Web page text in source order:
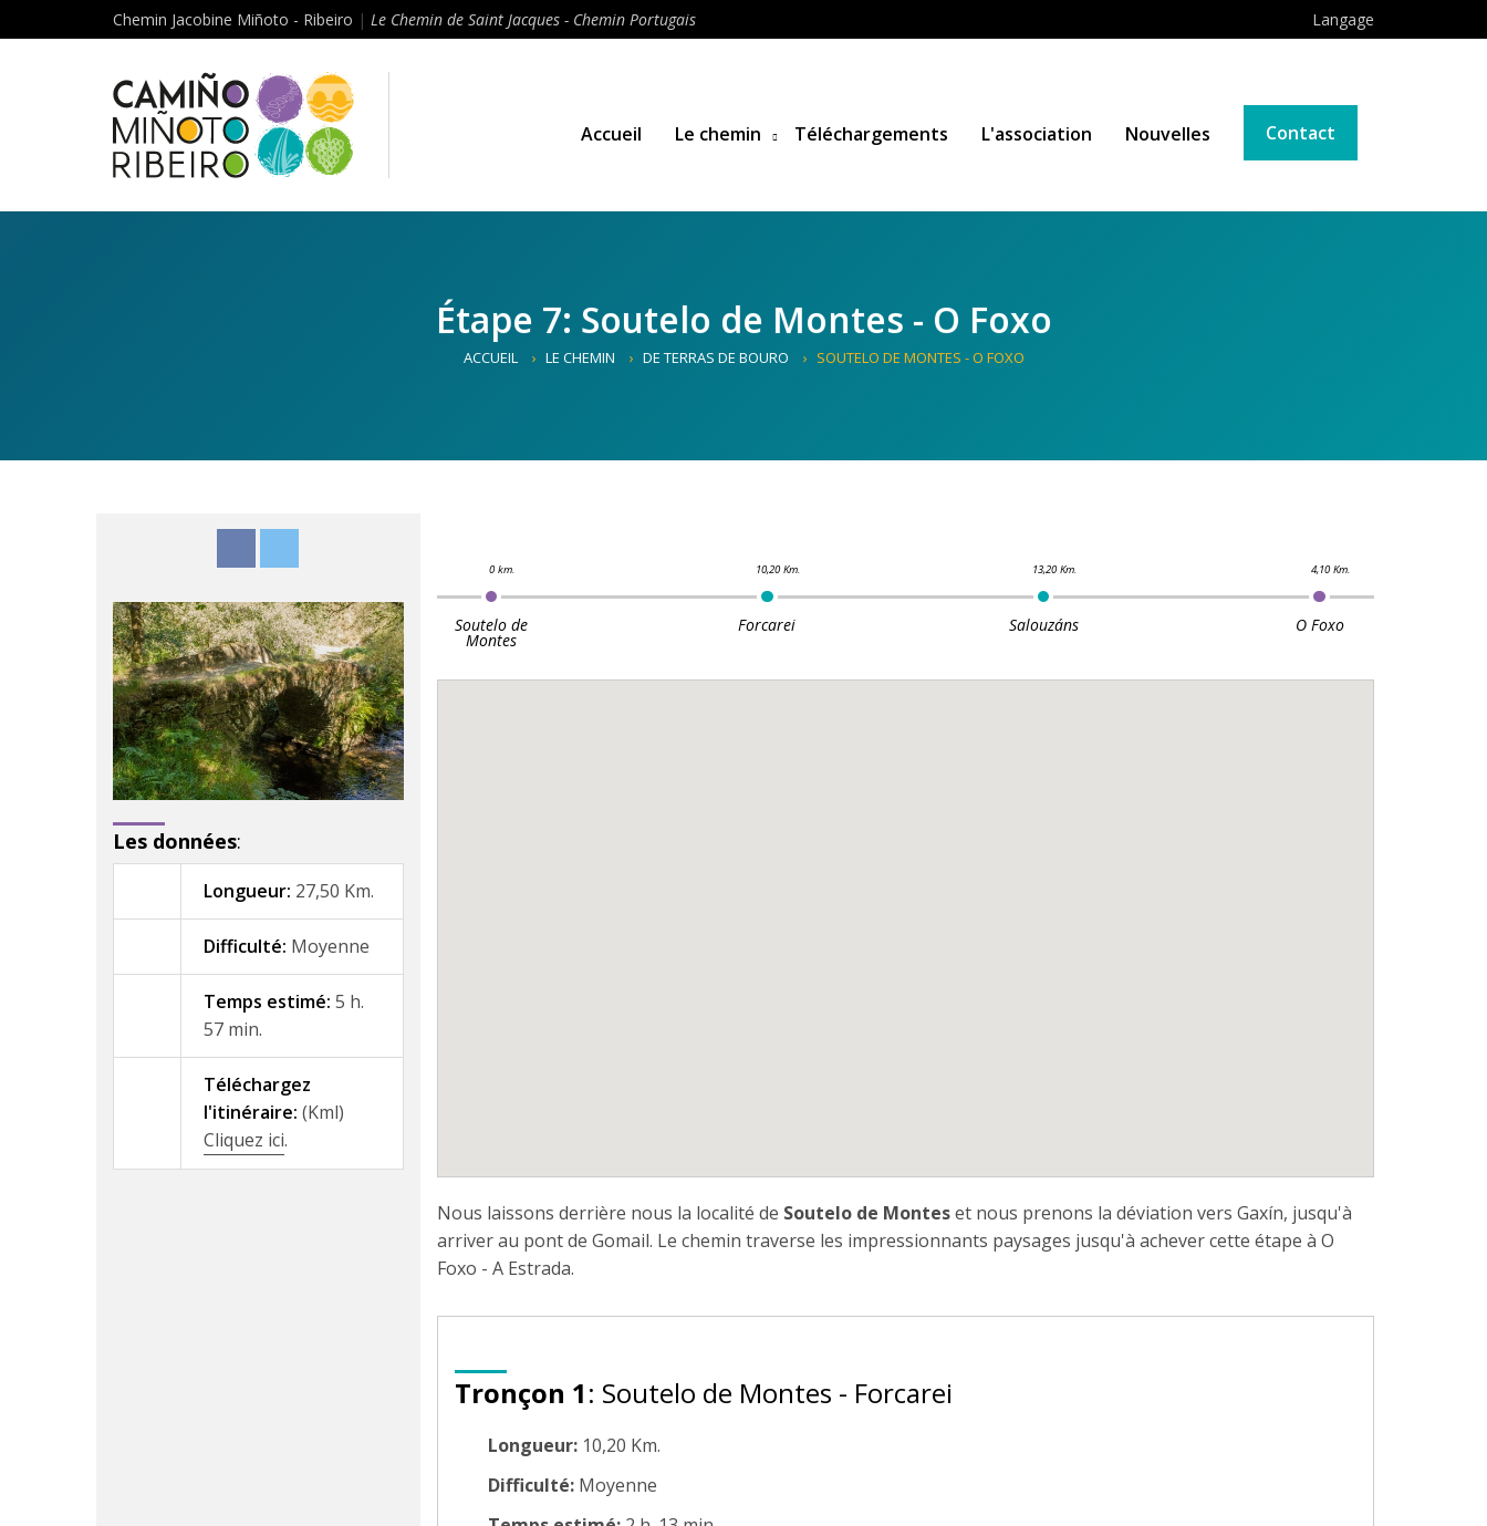
Chemin Jacobine Miñoto - Ribeiro | Le Chemin de Saint Jacques - Chemin Portugais Langage
Accueil Le chemin Téléchargements L'association Nouvelles Contact
Étape 7: Soutelo de Montes - O Foxo
ACCUEIL LE CHEMIN DE TERRAS DE BOURO SOUTELO DE MONTES - O FOXO
Les données:
Longueur: 27,50 Km.
Difficulté: Moyenne
Temps estimé: 5 h.
57 min.
Téléchargez
l'itinéraire: (Kml)
Cliquez ici.
Soutelo de
Montes
Forcarei Salouzáns O Foxo
Nous laissons derrière nous la localité de Soutelo de Monteset nous prenons la déviation vers Gaxín, jusqu'à
arriver au pont de Gomail. Le chemin traverse les impressionnants paysages jusqu'à achever cette étape à O
Foxo - A Estrada.
Tronçon 1: Soutelo de Montes - Forcarei
Longueur:10,20 Km.
Difficulté:Moyenne